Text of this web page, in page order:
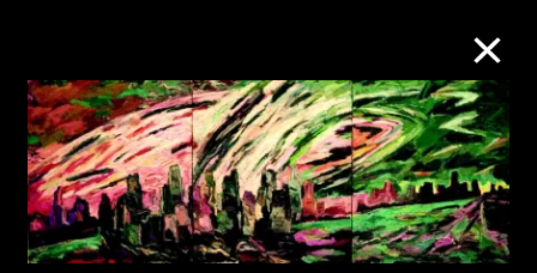
M+藏品
進一步篩選 搜索